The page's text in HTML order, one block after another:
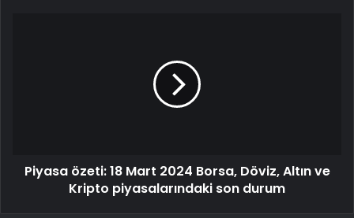
Piyasa özeti: 18 Mart 2024 Borsa, Döviz, Altın ve
Kripto piyasalarındaki son durum